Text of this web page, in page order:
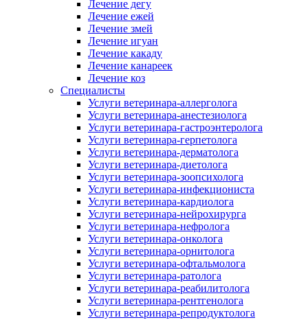
Лечение дегу
Лечение ежей
Лечение змей
Лечение игуан
Лечение какаду
Лечение канареек
Лечение коз
Специалисты
Услуги ветеринара-аллерголога
Услуги ветеринара-анестезиолога
Услуги ветеринара-гастроэнтеролога
Услуги ветеринара-герпетолога
Услуги ветеринара-дерматолога
Услуги ветеринара-диетолога
Услуги ветеринара-зоопсихолога
Услуги ветеринара-инфекциониста
Услуги ветеринара-кардиолога
Услуги ветеринара-нейрохирурга
Услуги ветеринара-нефролога
Услуги ветеринара-онколога
Услуги ветеринара-орнитолога
Услуги ветеринара-офтальмолога
Услуги ветеринара-ратолога
Услуги ветеринара-реабилитолога
Услуги ветеринара-рентгенолога
Услуги ветеринара-репродуктолога